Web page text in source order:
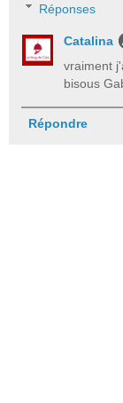
Réponses
Catalina
vraiment
bisous
Répondre